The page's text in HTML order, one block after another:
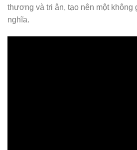
thương và tri ân, tạo nên một không
nghĩa.